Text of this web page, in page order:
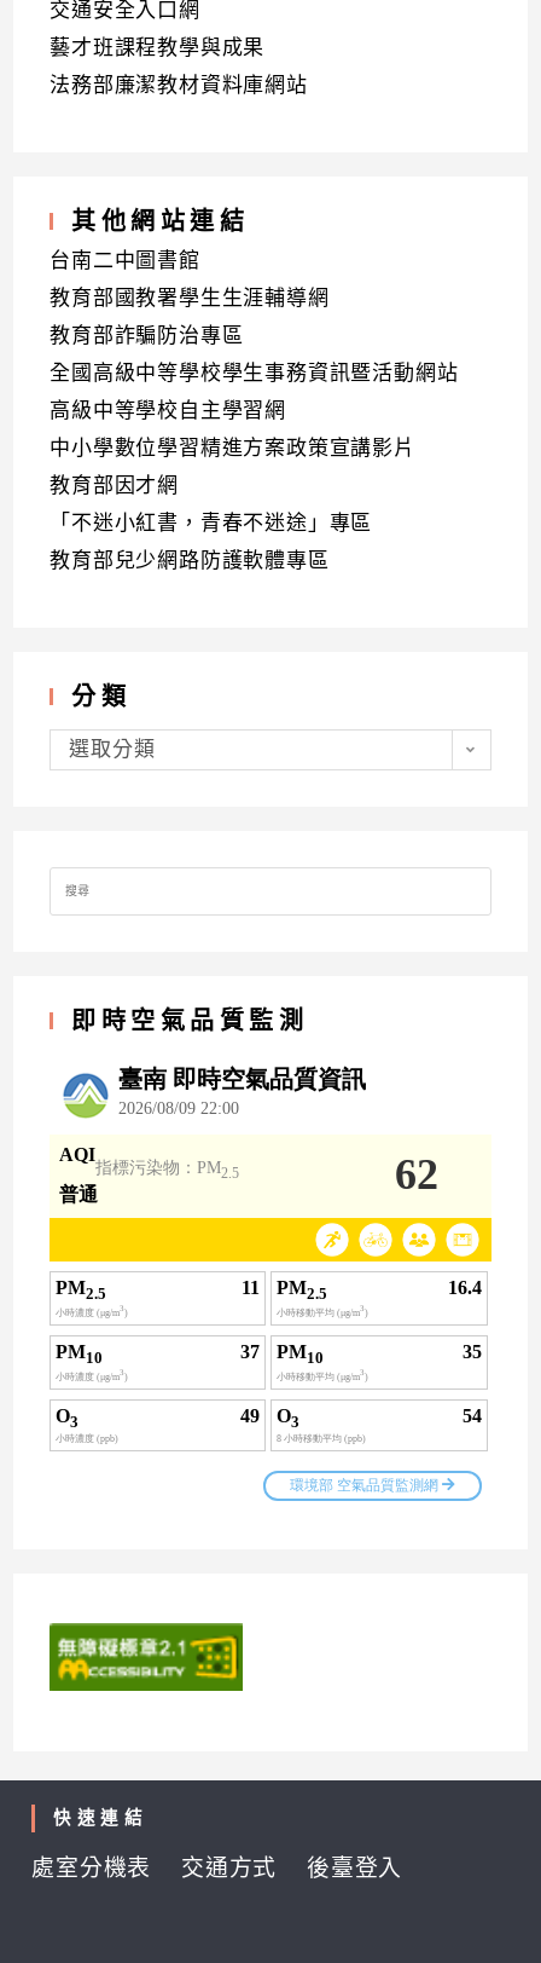
交通安全入口網
藝才班課程教學與成果
法務部廉潔教材資料庫網站
其他網站連結
台南二中圖書館
教育部國教署學生生涯輔導網
教育部詐騙防治專區
全國高級中等學校學生事務資訊暨活動網站
高級中等學校自主學習網
中小學數位學習精進方案政策宣講影片
教育部因才網
「不迷小紅書，青春不迷途」專區
教育部兒少網路防護軟體專區
分類
分
類選取分類
Search
for:
即時空氣品質監測
快速連結
處室分機表 交通方式 後臺登入